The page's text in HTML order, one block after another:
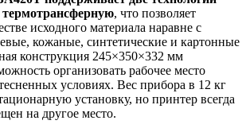
, что позволяет
исходного материала наравне с
кожаные, синтетические и картонные
конструкция 245×350×332 мм
организовать рабочее место
условиях. Вес прибора в 12 кг
установку, но принтер всегда
на другое место.